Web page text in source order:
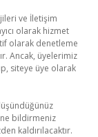
ve İletişim
olarak hizmet
olarak denetleme
Ancak, üyelerimiz
siteye üye olarak
bildirmeniz
kaldırılacaktır.